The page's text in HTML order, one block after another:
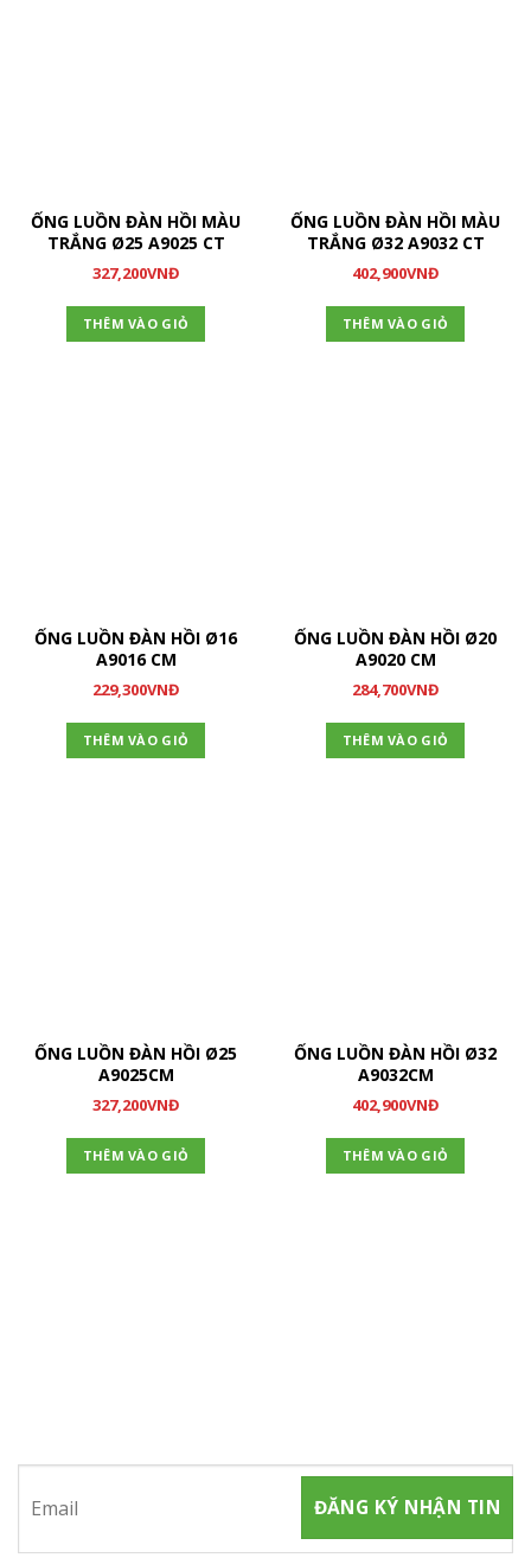
ỐNG LUỒN ĐÀN HỒI MÀU
TRẮNG Ø25 A9025 CT
327,200VNĐ
THÊM VÀO GIỎ
ỐNG LUỒN ĐÀN HỒI MÀU
TRẮNG Ø32 A9032 CT
402,900VNĐ
THÊM VÀO GIỎ
ỐNG LUỒN ĐÀN HỒI Ø16
A9016 CM
229,300VNĐ
THÊM VÀO GIỎ
ỐNG LUỒN ĐÀN HỒI Ø20
A9020 CM
284,700VNĐ
THÊM VÀO GIỎ
ỐNG LUỒN ĐÀN HỒI Ø25
A9025CM
327,200VNĐ
THÊM VÀO GIỎ
ỐNG LUỒN ĐÀN HỒI Ø32
A9032CM
402,900VNĐ
THÊM VÀO GIỎ